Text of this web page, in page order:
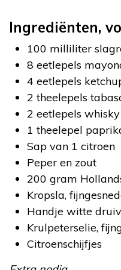
Ingrediënten,
100 milliliter
8 eetlepels
4 eetlepels
2 theelepels
2 eetlepels whisky
1 theelepel
Sap van 1 citroen
Peper en zout
200 gram
Kropsla,
Handje witte
Krulpeterselie,
Citroenschijfjes